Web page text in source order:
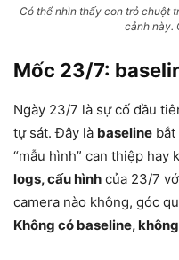
Có thể nhìn thấy con trỏ chuột
cảnh này.
Mốc 23/7:
Ngày 23/7 là sự cố đầu
tự sát. Đây là baseline
“mẫu hình” can thiệp hay
logs, cấu hình của 23/7
camera nào không, góc
Không có baseline,